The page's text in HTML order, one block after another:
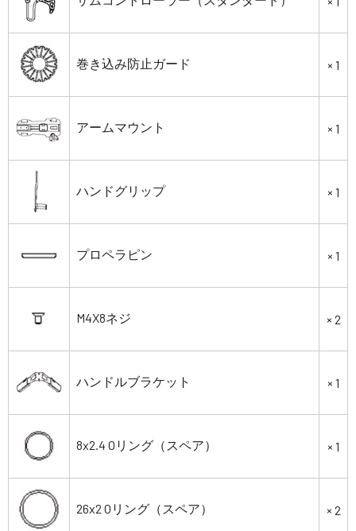
巻き込み防止ガード × 1
アームマウント × 1
ハンドグリップ × 1
プロペラピン × 1
M4X8ネジ × 2
ハンドルブラケット × 1
8x2.4 Oリング（スペア） × 1
26x2 Oリング（スペア） × 2